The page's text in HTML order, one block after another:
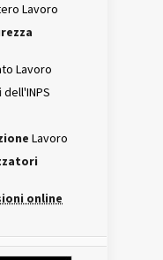
Lavoro
Lavoro
dell'INPS
Lavoro
online